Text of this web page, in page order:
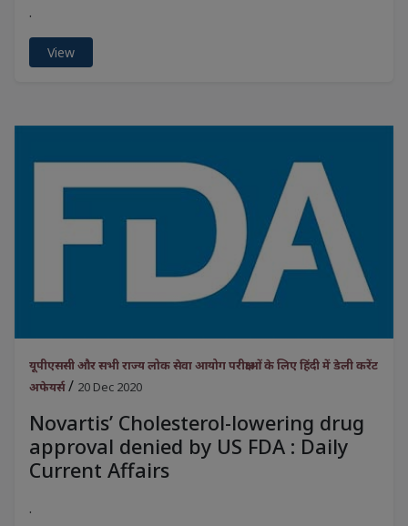
.
View
यूपीएससी और सभी राज्य लोक सेवा आयोग परीक्षाओं के लिए हिंदी में डेली करेंट
अफेयर्स/ 20 Dec 2020
Novartis’ Cholesterol-lowering drug
approval denied by US FDA : Daily
Current Affairs
.